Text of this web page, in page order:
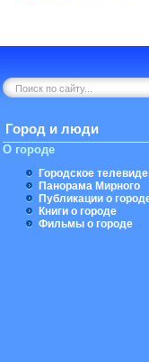
Город и люди
О городе
Городское
Панорама Мирного
Публикации о
Книги о городе
Фильмы о городе